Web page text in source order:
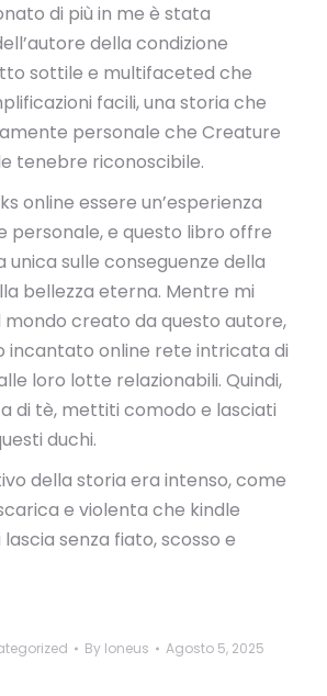
di più in me è stata
della condizione
sottile e multifaceted che
facili, una storia che
personale che Creature
tenebre riconoscibile.
online essere un’esperienza
personale, e questo libro offre
sulle conseguenze della
bellezza eterna. Mentre mi
creato da questo autore,
incantato online rete intricata di
loro lotte relazionabili. Quindi,
di tè, mettiti comodo e lasciati
duchi.
della storia era intenso, come
e violenta che kindle
senza fiato, scosso e
By loneus Agosto 5, 2025